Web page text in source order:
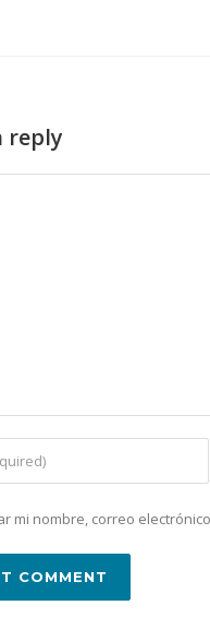
reply
mi nombre, correo